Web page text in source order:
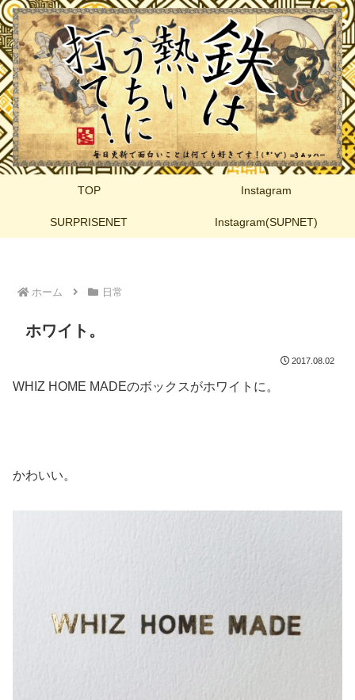
TOP Instagram
SURPRISENET Instagram(SUPNET)
ホーム 日常
ホワイト。
2017.08.02
WHIZ HOME MADEのボックスがホワイトに。
かわいい。